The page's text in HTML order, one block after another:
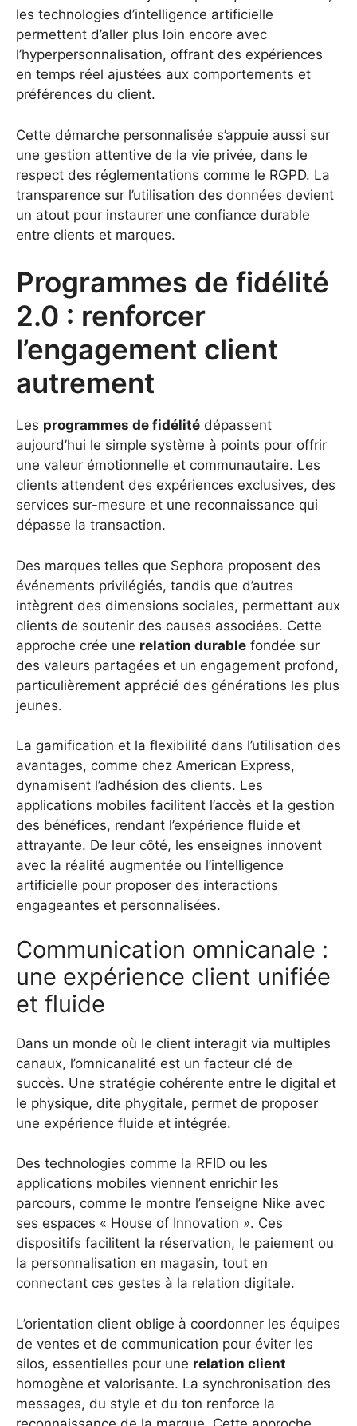
les technologies d’intelligence artificielle
permettent d’aller plus loin encore avec
l’hyperpersonnalisation, offrant des expériences
en temps réel ajustées aux comportements et
préférences du client.
Cette démarche personnalisée s’appuie aussi sur
une gestion attentive de la vie privée, dans le
respect des réglementations comme le RGPD. La
transparence sur l’utilisation des données devient
un atout pour instaurer une confiance durable
entre clients et marques.
Programmes de fidélité
2.0 : renforcer
l’engagement client
autrement
Les programmes de fidélité dépassent
aujourd’hui le simple système à points pour offrir
une valeur émotionnelle et communautaire. Les
clients attendent des expériences exclusives, des
services sur-mesure et une reconnaissance qui
dépasse la transaction.
Des marques telles que Sephora proposent des
événements privilégiés, tandis que d’autres
intègrent des dimensions sociales, permettant aux
clients de soutenir des causes associées. Cette
approche crée une relation durable fondée sur
des valeurs partagées et un engagement profond,
particulièrement apprécié des générations les plus
jeunes.
La gamification et la flexibilité dans l’utilisation des
avantages, comme chez American Express,
dynamisent l’adhésion des clients. Les
applications mobiles facilitent l’accès et la gestion
des bénéfices, rendant l’expérience fluide et
attrayante. De leur côté, les enseignes innovent
avec la réalité augmentée ou l’intelligence
artificielle pour proposer des interactions
engageantes et personnalisées.
Communication omnicanale :
une expérience client unifiée
et fluide
Dans un monde où le client interagit via multiples
canaux, l’omnicanalité est un facteur clé de
succès. Une stratégie cohérente entre le digital et
le physique, dite phygitale, permet de proposer
une expérience fluide et intégrée.
Des technologies comme la RFID ou les
applications mobiles viennent enrichir les
parcours, comme le montre l’enseigne Nike avec
ses espaces « House of Innovation ». Ces
dispositifs facilitent la réservation, le paiement ou
la personnalisation en magasin, tout en
connectant ces gestes à la relation digitale.
L’orientation client oblige à coordonner les équipes
de ventes et de communication pour éviter les
silos, essentielles pour une relation client
homogène et valorisante. La synchronisation des
messages, du style et du ton renforce la